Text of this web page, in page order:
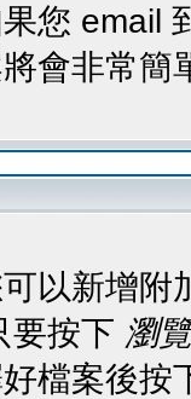
您 email
會非常簡
以新增
按下 瀏
檔案後